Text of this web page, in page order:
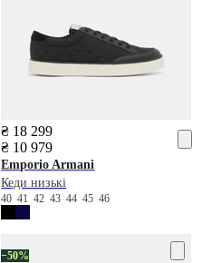
₴ 18 299
₴ 10 979
Emporio Armani
Кеди низькі
40414243444546
−50%